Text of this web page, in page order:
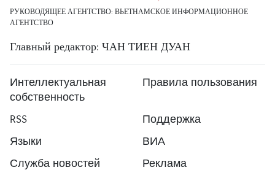
РУКОВОДЯЩЕЕ АГЕНТСТВО: ВЬЕТНАМСКОЕ ИНФОРМАЦИОННОЕ
АГЕНТСТВО
Главный редактор: ЧАН ТИЕН ДУАН
Интеллектуальная
собственность
Правила пользования
RSS
Поддержка
Языки
ВИА
Служба новостей
Реклама